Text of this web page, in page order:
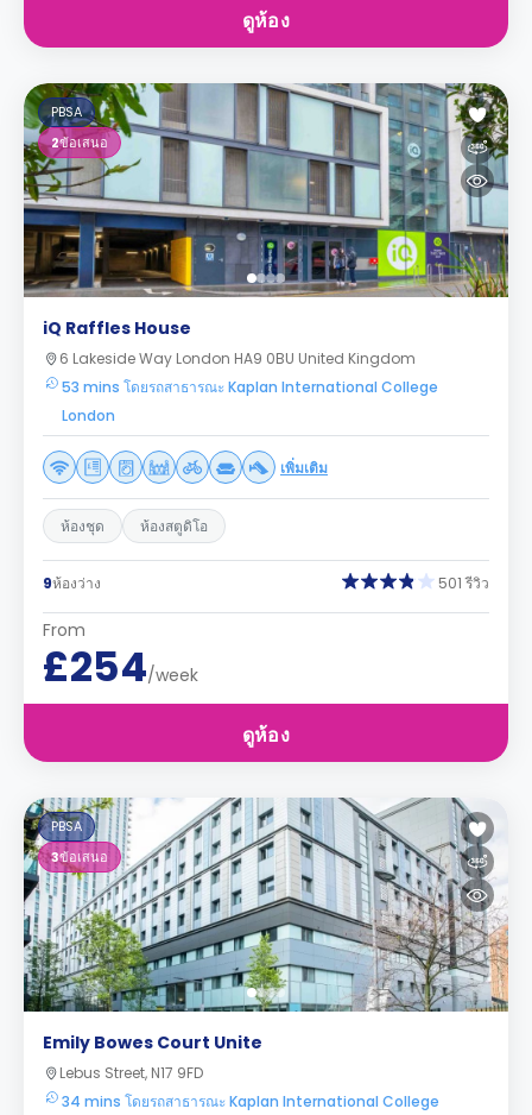
ดูห้อง
PBSA
2ข้อเสนอ
iQ Raffles House
6 Lakeside Way London HA9 0BU United Kingdom
53 mins โดยรถสาธารณะ Kaplan International College
London
เพิ่มเติม
ห้องชุด ห้องสตูดิโอ
9ห้องว่าง 501 รีวิว
From
£254/week
ดูห้อง
PBSA
3ข้อเสนอ
Emily Bowes Court Unite
Lebus Street, N17 9FD
34 mins โดยรถสาธารณะ Kaplan International College